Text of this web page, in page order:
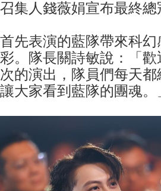
召集人錢薇娟宣布最終總
首先表演的藍隊帶來科
彩。隊長關詩敏說：「
次的演出，隊員們每天
讓大家看到藍隊的團魂。